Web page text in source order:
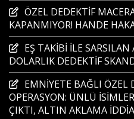
ÖZEL DEDEKTİF
KAPANMIYOR! HANDE
EŞ TAKİBİ İLE
DOLARLIK DEDEKTİF
EMNİYETE BAĞLI ÖZEL
OPERASYON: ÜNLÜ
ÇIKTI, ALTIN AKLAMA